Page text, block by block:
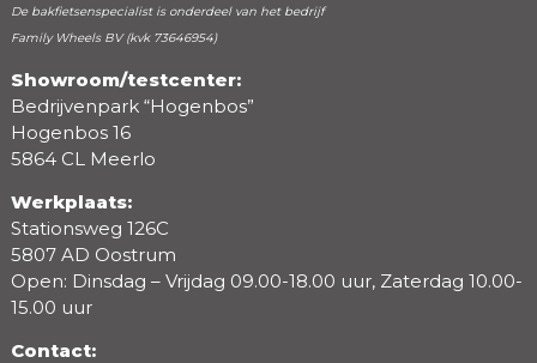
Beoordeling
De bakfietsenspecialist is onderdeel van het bedrijf
Family Wheels BV (kvk 73646954)
Showroom/testcenter:
Bedrijvenpark “Hogenbos”
Hogenbos 16
5864 CL Meerlo
Werkplaats:
Stationsweg 126C
5807 AD Oostrum
Open: Dinsdag – Vrijdag 09.00-18.00 uur, Zaterdag 10.00-
15.00 uur
Contact: